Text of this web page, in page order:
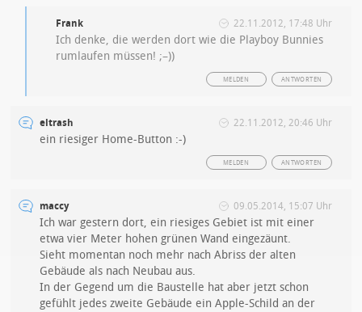
Frank 22.11.2012, 17:48 Uhr
Ich denke, die werden dort wie die Playboy Bunnies
rumlaufen müssen! ;–))
ANTWORTEN
MELDEN
eltrash 22.11.2012, 20:46 Uhr
ein riesiger Home-Button :-)
ANTWORTEN
MELDEN
maccy 09.05.2014, 15:07 Uhr
Ich war gestern dort, ein riesiges Gebiet ist mit einer
etwa vier Meter hohen grünen Wand eingezäunt.
Sieht momentan noch mehr nach Abriss der alten
Gebäude als nach Neubau aus.
In der Gegend um die Baustelle hat aber jetzt schon
gefühlt jedes zweite Gebäude ein Apple-Schild an der